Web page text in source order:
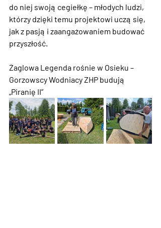
do niej swoją cegiełkę – młodych ludzi,
którzy dzięki temu projektowi uczą się,
jak z pasją i zaangażowaniem budować
przyszłość.
Żaglowa Legenda rośnie w Osieku –
Gorzowscy Wodniacy ZHP budują
„Piranię II”